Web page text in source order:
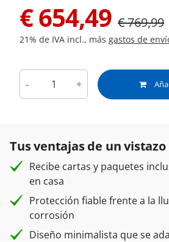
€654,49 €769,99
21% de IVA incl., más gastos de
- +
Tus ventajas de un vistazo
Recibe cartas y paquetes
en casa
Protección fiable frente a la
corrosión
Diseño minimalista que se